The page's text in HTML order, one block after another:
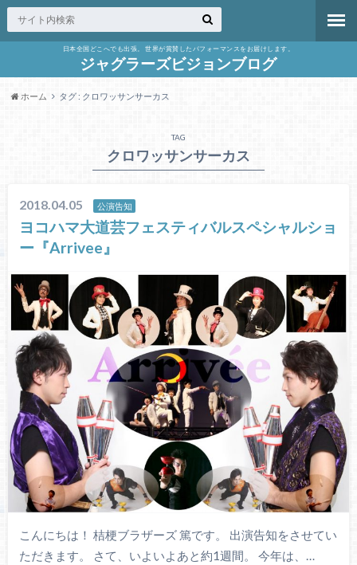
日本全国どこへでも出張。 世界が賞賛したパフォーマンスをお届けします。
ジャグラーズビジョンブログ
ホーム タグ : クロワッサンサーカス
TAG
クロワッサンサーカス
2018.04.05 公演告知
ヨコハマ大道芸フェスティバルスペシャルショ
ー『Arrivee』
こんにちは！ 桔梗ブラザーズ 篤です。 出演告知をさせてい
ただきます。 さて、いよいよあと約1週間。 今年は、…